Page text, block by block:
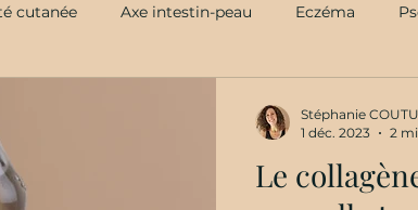
cutanée Axe intestin-peau Eczéma
énergétiques Eczéma
Le
Stéphanie
1 déc. 2023
2